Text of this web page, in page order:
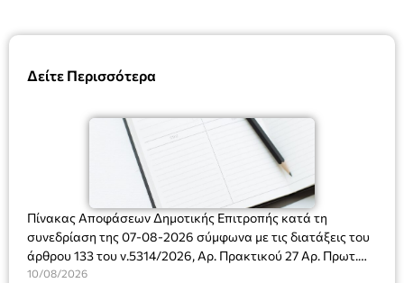
Δείτε Περισσότερα
Πίνακας Αποφάσεων Δημοτικής Επιτροπής κατά τη
συνεδρίαση της 07-08-2026 σύμφωνα με τις διατάξεις του
άρθρου 133 του ν.5314/2026, Αρ. Πρακτικού 27 Αρ. Πρωτ.
Πρόσκλησης: 10817/03-08-2026
10/08/2026